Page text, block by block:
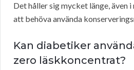
Det håller sig mycket länge, även
att behöva använda
Kan diabetiker
zero läskkoncentrat?